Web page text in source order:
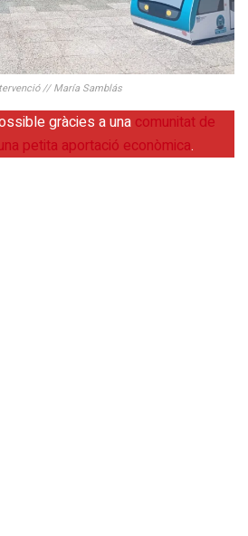
// María Samblás
gràcies a una comunitat de
petita aportació econòmica.